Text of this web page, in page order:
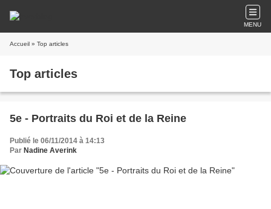
MENU
Accueil » Top articles
Top articles
5e - Portraits du Roi et de la Reine
Publié le 06/11/2014 à 14:13
Par Nadine Averink